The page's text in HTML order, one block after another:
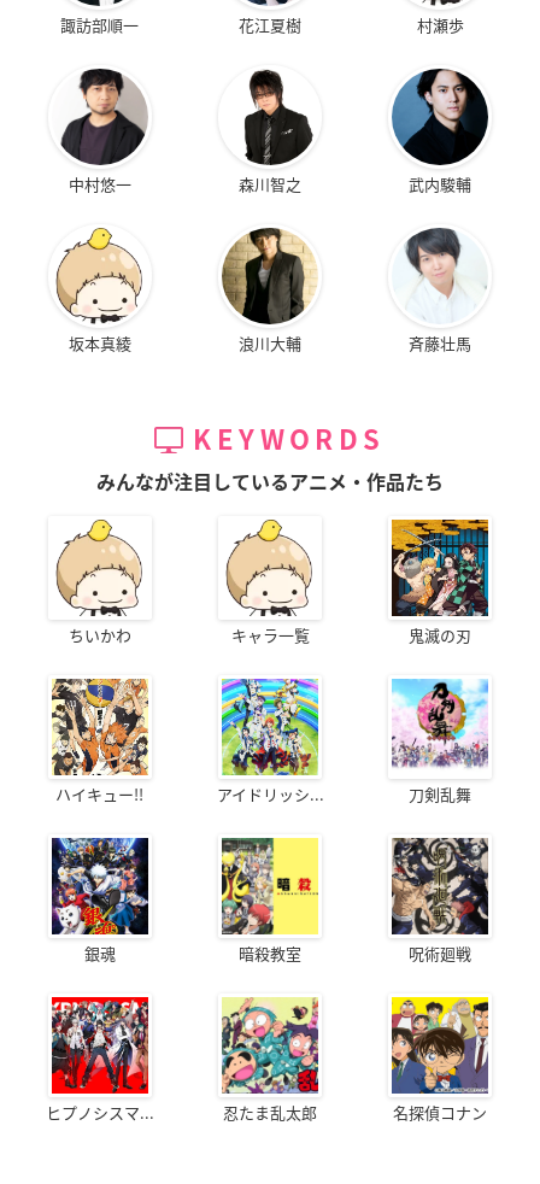
諏訪部順一 花江夏樹 村瀬歩
中村悠一 森川智之 武内駿輔
坂本真綾 浪川大輔 斉藤壮馬
KEYWORDS
みんなが注目しているアニメ・作品たち
ちいかわ キャラ一覧 鬼滅の刃
ハイキュー!! アイドリッシ... 刀剣乱舞
銀魂 暗殺教室 呪術廻戦
ヒプノシスマ... 忍たま乱太郎 名探偵コナン